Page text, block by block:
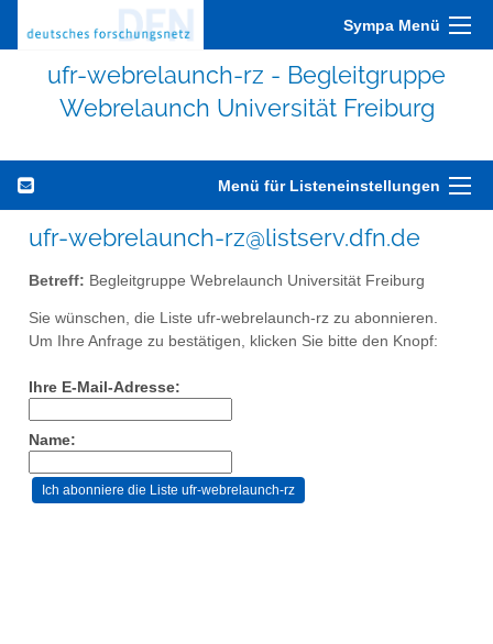
Sympa Menü
ufr-webrelaunch-rz - Begleitgruppe
Webrelaunch Universität Freiburg
Menü für Listeneinstellungen
ufr-webrelaunch-rz@listserv.dfn.de
Betreff: Begleitgruppe Webrelaunch Universität Freiburg
Sie wünschen, die Liste ufr-webrelaunch-rz zu abonnieren.
Um Ihre Anfrage zu bestätigen, klicken Sie bitte den Knopf:
Ihre E-Mail-Adresse:
Name: